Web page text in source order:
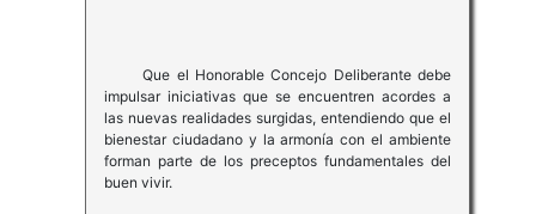
Que el Honorable Concejo Deliberante debe
impulsar iniciativas que se encuentren acordes a
las nuevas realidades surgidas, entendiendo que el
bienestar ciudadano y la armonía con el ambiente
forman parte de los preceptos fundamentales del
buen vivir.